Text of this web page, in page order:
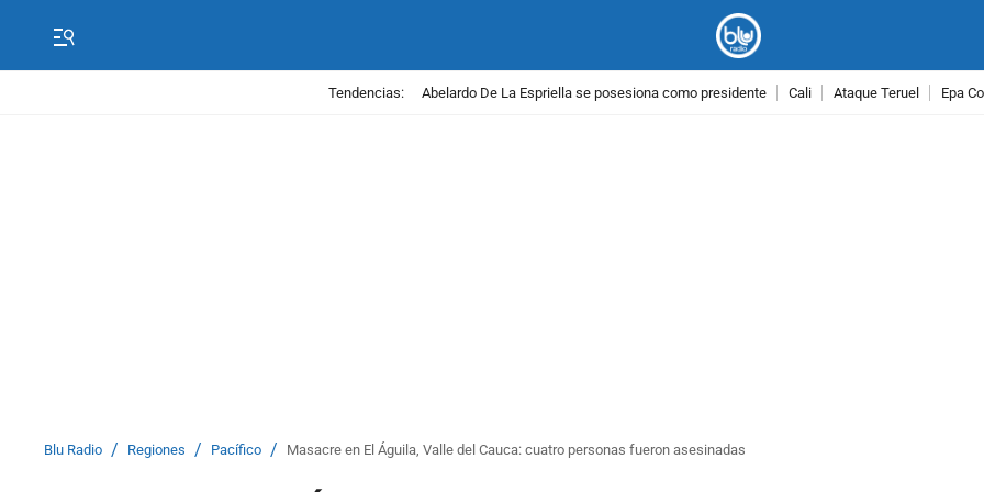
Tendencias: Abelardo De La Espriella se posesiona como presidente Cali Ataque Teruel Epa
Blu Radio / Regiones / Pacífico / Masacre en El Águila, Valle del Cauca: cuatro personas fueron asesinadas